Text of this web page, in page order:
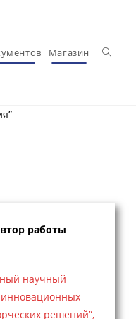
Магазин
работы
научный
решений”,